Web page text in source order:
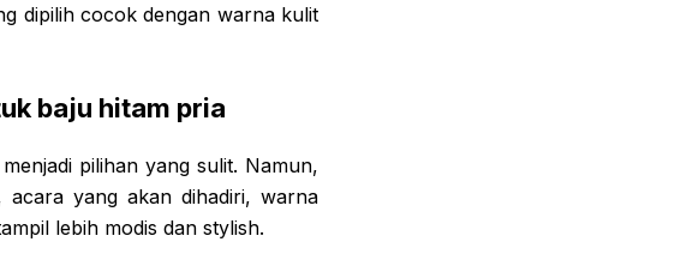
dipilih cocok dengan warna kulit
baju hitam pria
pilihan yang sulit. Namun,
yang akan dihadiri, warna
lebih modis dan stylish.